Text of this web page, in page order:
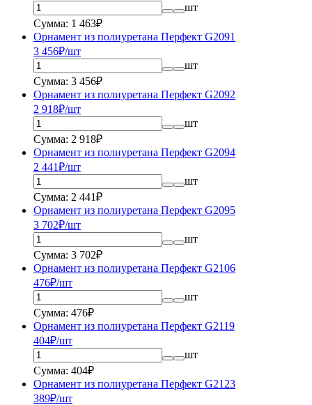
шт
Сумма: 1 463₽
Орнамент из полиуретана Перфект G2091
3 456₽/шт
шт
Сумма: 3 456₽
Орнамент из полиуретана Перфект G2092
2 918₽/шт
шт
Сумма: 2 918₽
Орнамент из полиуретана Перфект G2094
2 441₽/шт
шт
Сумма: 2 441₽
Орнамент из полиуретана Перфект G2095
3 702₽/шт
шт
Сумма: 3 702₽
Орнамент из полиуретана Перфект G2106
476₽/шт
шт
Сумма: 476₽
Орнамент из полиуретана Перфект G2119
404₽/шт
шт
Сумма: 404₽
Орнамент из полиуретана Перфект G2123
389₽/шт